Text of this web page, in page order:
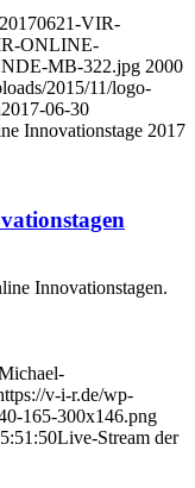
VIR-
ONLINE-
MB-322.jpg 2000
2015/11/logo-
2017-06-30
Innovationstage 2017
Innovationstagen.
v-i-r.de/wp-
165-300x146.png
Live-Stream der